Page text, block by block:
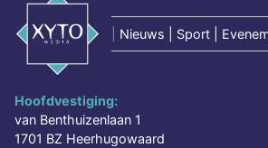
Nieuws | Sport |
Hoofdvestiging:
van Benthuizenlaan 1
1701 BZ Heerhugowaard